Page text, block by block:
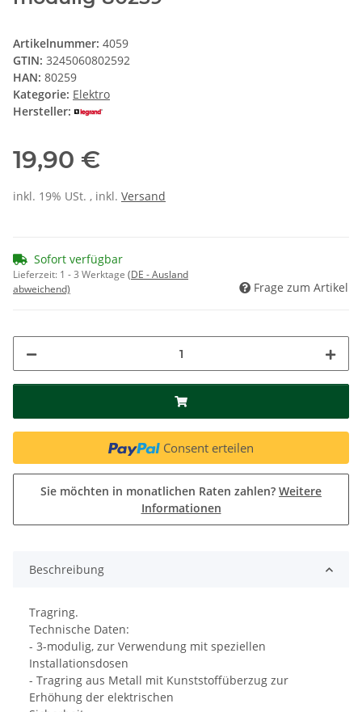
Artikelnummer: 4059
GTIN: 3245060802592
HAN: 80259
Kategorie: Elektro
Hersteller:
19,90 €
inkl. 19% USt. , inkl. Versand
Sofort verfügbar
Lieferzeit: 1 - 3 Werktage (DE - Ausland
abweichend)
Frage zum Artikel
Consent erteilen
Sie möchten in monatlichen Raten zahlen? Weitere
Informationen
Beschreibung
Tragring.
Technische Daten:
- 3-modulig, zur Verwendung mit speziellen
Installationsdosen
- Tragring aus Metall mit Kunststoffüberzug zur
Erhöhung der elektrischen